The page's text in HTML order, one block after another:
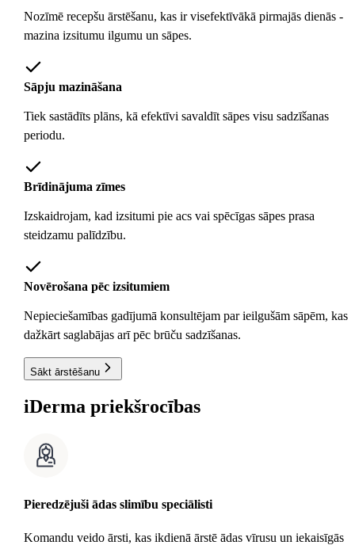
Nozīmē recepšu ārstēšanu, kas ir visefektīvākā pirmajās dienās -
mazina izsitumu ilgumu un sāpes.
Sāpju mazināšana
Tiek sastādīts plāns, kā efektīvi savaldīt sāpes visu sadzīšanas
periodu.
Brīdinājuma zīmes
Izskaidrojam, kad izsitumi pie acs vai spēcīgas sāpes prasa
steidzamu palīdzību.
Novērošana pēc izsitumiem
Nepieciešamības gadījumā konsultējam par ieilgušām sāpēm, kas
dažkārt saglabājas arī pēc brūču sadzīšanas.
Sākt ārstēšanu
iDerma priekšrocības
Pieredzējuši ādas slimību speciālisti
Komandu veido ārsti, kas ikdienā ārstē ādas vīrusu un iekaisīgās